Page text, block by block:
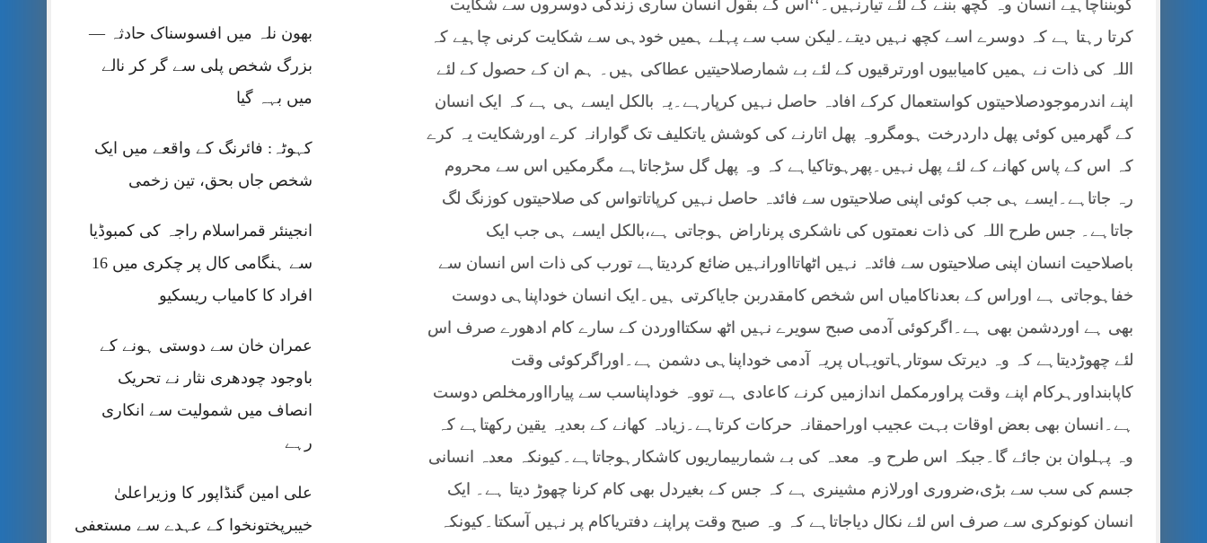
بھون نلہ میں افسوسناک حادثہ —
بزرگ شخص پلی سے گر کر نالے
میں بہہ گیا
کہوٹہ: فائرنگ کے واقعے میں ایک
شخص جاں بحق، تین زخمی
انجینئر قمراسلام راجہ کی کمبوڈیا
سے ہنگامی کال پر چکری میں 16
افراد کا کامیاب ریسکیو
عمران خان سے دوستی ہونے کے
باوجود چودھری نثار نے تحریک
انصاف میں شمولیت سے انکاری
رہے
علی امین گنڈاپور کا وزیراعلیٰ
خیبرپختونخوا کے عہدے سے مستعفی
کوبنناچاہیے انسان وہ کچھ بننے کے لئے تیارنہیں۔‘‘اس کے بقول انسان ساری زندگی دوسروں سے شکایت
کرتا رہتا ہے کہ دوسرے اسے کچھ نہیں دیتے۔لیکن سب سے پہلے ہمیں خودہی سے شکایت کرنی چاہیے کہ
اللہ کی ذات نے ہمیں کامیابیوں اورترقیوں کے لئے بے شمارصلاحیتیں عطاکی ہیں۔ ہم ان کے حصول کے لئے
اپنے اندرموجودصلاحیتوں کواستعمال کرکے افادہ حاصل نہیں کرپارہے۔یہ بالکل ایسے ہی ہے کہ ایک انسان
کے گھرمیں کوئی پھل داردرخت ہومگروہ پھل اتارنے کی کوشش یاتکلیف تک گوارانہ کرے اورشکایت یہ کرے
کہ اس کے پاس کھانے کے لئے پھل نہیں۔پھرہوتاکیاہے کہ وہ پھل گل سڑجاتاہے مگرمکیں اس سے محروم
رہ جاتاہے۔ایسے ہی جب کوئی اپنی صلاحیتوں سے فائدہ حاصل نہیں کرپاتاتواس کی صلاحیتوں کوزنگ لگ
جاتاہے۔ جس طرح اللہ کی ذات نعمتوں کی ناشکری پرناراض ہوجاتی ہے،بالکل ایسے ہی جب ایک
باصلاحیت انسان اپنی صلاحیتوں سے فائدہ نہیں اٹھاتااورانہیں ضائع کردیتاہے تورب کی ذات اس انسان سے
خفاہوجاتی ہے اوراس کے بعدناکامیاں اس شخص کامقدربن جایاکرتی ہیں۔ایک انسان خوداپناہی دوست
بھی ہے اوردشمن بھی ہے۔اگرکوئی آدمی صبح سویرے نہیں اٹھ سکتااوردن کے سارے کام ادھورے صرف اس
لئے چھوڑدیتاہے کہ وہ دیرتک سوتارہاتویہاں پریہ آدمی خوداپناہی دشمن ہے۔اوراگرکوئی وقت
کاپابنداورہرکام اپنے وقت پراورمکمل اندازمیں کرنے کاعادی ہے تووہ خوداپناسب سے پیارااورمخلص دوست
ہے۔انسان بھی بعض اوقات بہت عجیب اوراحمقانہ حرکات کرتاہے۔زیادہ کھانے کے بعدیہ یقین رکھتاہے کہ
وہ پہلوان بن جائے گا۔جبکہ اس طرح وہ معدہ کی بے شماربیماریوں کاشکارہوجاتاہے۔کیونکہ معدہ انسانی
جسم کی سب سے بڑی،ضروری اورلازم مشینری ہے کہ جس کے بغیردل بھی کام کرنا چھوڑ دیتا ہے۔ ایک
انسان کونوکری سے صرف اس لئے نکال دیاجاتاہے کہ وہ صبح وقت پراپنے دفتریاکام پر نہیں آسکتا۔کیونکہ